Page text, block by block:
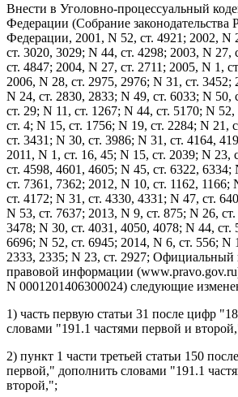
Внести в Уголовно-процессуальный
Федерации (Собрание законодательства
Федерации, 2001, N 52, ст. 4921; 2002, N
ст. 3020, 3029; N 44, ст. 4298; 2003, N 27,
ст. 4847; 2004, N 27, ст. 2711; 2005, N 1,
2006, N 28, ст. 2975, 2976; N 31, ст. 3452;
N 24, ст. 2830, 2833; N 49, ст. 6033; N 50,
ст. 29; N 11, ст. 1267; N 44, ст. 5170; N
ст. 4; N 15, ст. 1756; N 19, ст. 2284; N 21,
ст. 3431; N 30, ст. 3986; N 31, ст. 4164,
2011, N 1, ст. 16, 45; N 15, ст. 2039; N 23,
ст. 4598, 4601, 4605; N 45, ст. 6322, 6334;
ст. 7361, 7362; 2012, N 10, ст. 1162, 1166;
ст. 4172; N 31, ст. 4330, 4331; N 47, ст.
N 53, ст. 7637; 2013, N 9, ст. 875; N 26,
3478; N 30, ст. 4031, 4050, 4078; N 44, ст.
6696; N 52, ст. 6945; 2014, N 6, ст. 556; N
2333, 2335; N 23, ст. 2927; Официальный
правовой информации (www.pravo.gov.ru
N 0001201406300024) следующие
1) часть первую статьи 31 после цифр
словами "191.1 частями первой и
2) пункт 1 части третьей статьи 150
первой," дополнить словами "191.1
второй,";